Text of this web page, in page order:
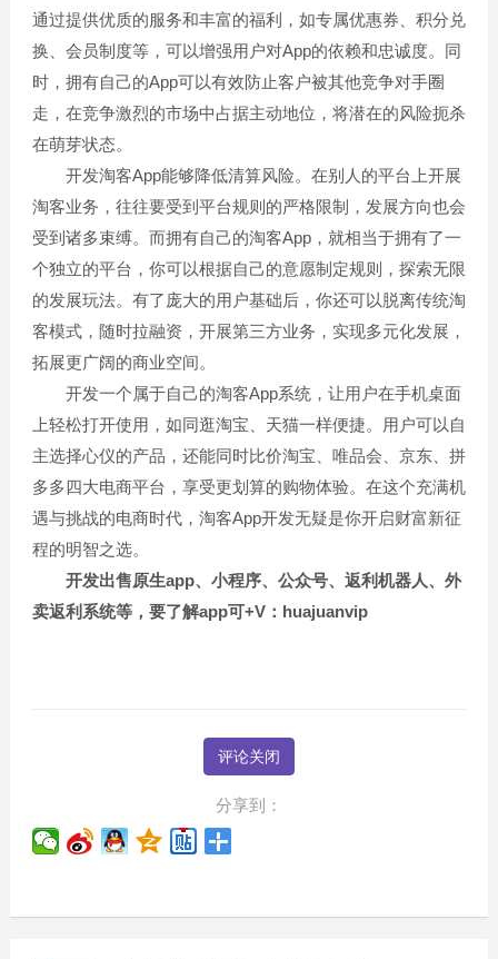
通过提供优质的服务和丰富的福利，如专属优惠券、积分兑
换、会员制度等，可以增强用户对App的依赖和忠诚度。同
时，拥有自己的App可以有效防止客户被其他竞争对手圈
走，在竞争激烈的市场中占据主动地位，将潜在的风险扼杀
在萌芽状态。
开发淘客App能够降低清算风险。在别人的平台上开展
淘客业务，往往要受到平台规则的严格限制，发展方向也会
受到诸多束缚。而拥有自己的淘客App，就相当于拥有了一
个独立的平台，你可以根据自己的意愿制定规则，探索无限
的发展玩法。有了庞大的用户基础后，你还可以脱离传统淘
客模式，随时拉融资，开展第三方业务，实现多元化发展，
拓展更广阔的商业空间。
开发一个属于自己的淘客App系统，让用户在手机桌面
上轻松打开使用，如同逛淘宝、天猫一样便捷。用户可以自
主选择心仪的产品，还能同时比价淘宝、唯品会、京东、拼
多多四大电商平台，享受更划算的购物体验。在这个充满机
遇与挑战的电商时代，淘客App开发无疑是你开启财富新征
程的明智之选。
开发出售原生app、小程序、公众号、返利机器人、外
卖返利系统等，要了解app可+V：huajuanvip
评论关闭
分享到：